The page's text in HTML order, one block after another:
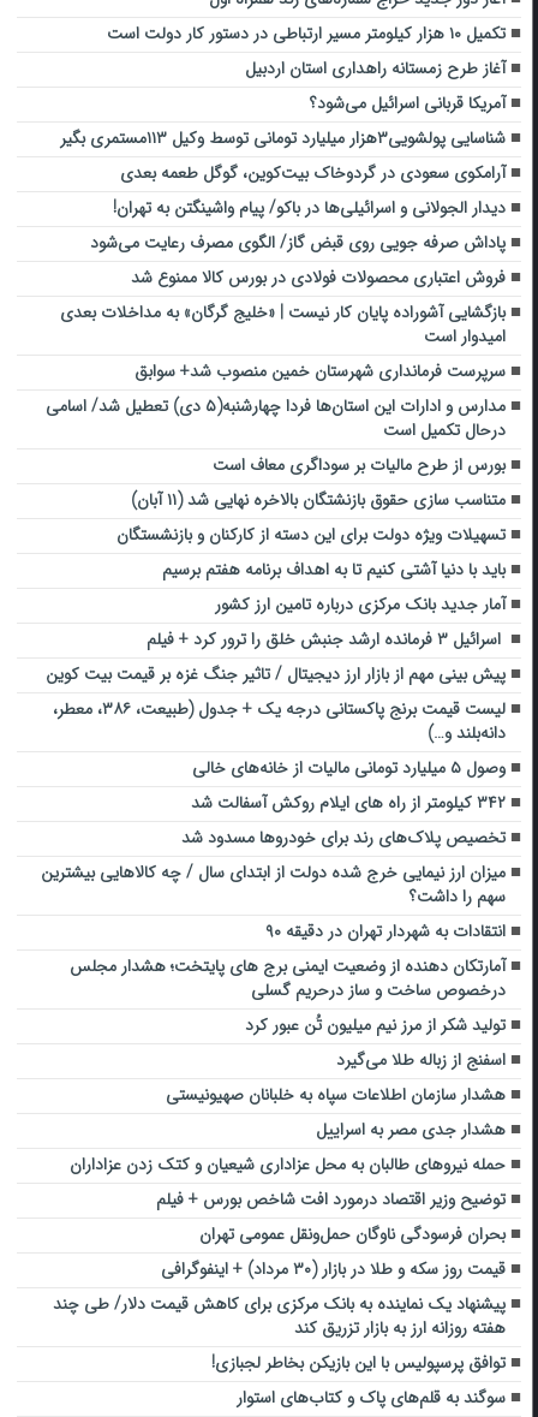
تکمیل ۱۰ هزار کیلومتر مسیر ارتباطی در دستور کار دولت است
آغاز طرح زمستانه راهداری استان اردبیل
آمریکا قربانی اسرائیل می‌شود؟
شناسایی پولشویی۳هزار میلیارد تومانی توسط وکیل ۱۱۳مستمری بگیر
آرامکوی سعودی در گرد‌و‌خاک بیت‌کوین، گوگل طعمه بعدی
دیدار الجولانی و اسرائیلی‌ها در باکو/ پیام واشینگتن به تهران!
پاداش صرفه جویی روی قبض گاز/ الگوی مصرف رعایت می‌شود
فروش اعتباری محصولات فولادی در بورس کالا ممنوع شد
بازگشایی آشوراده پایان کار نیست | «خلیج گرگان» به مداخلات بعدی
امیدوار است
سرپرست فرمانداری شهرستان خمین منصوب شد+ سوابق
مدارس و ادارات این استان‌ها فردا چهارشنبه(۵ دی) تعطیل شد/ اسامی
درحال تکمیل است
بورس از طرح مالیات بر سوداگری معاف است
متناسب سازی حقوق بازنشتگان بالاخره نهایی شد (۱۱ آبان)
تسهیلات ویژه دولت برای این دسته از کارکنان و بازنشستگان
باید با دنیا آشتی کنیم تا به اهداف برنامه هفتم برسیم
آمار جدید بانک مرکزی درباره تامین ارز کشور
اسرائیل ۳ فرمانده ارشد جنبش خلق را ترور کرد + فیلم
پیش بینی مهم از بازار ارز دیجیتال / تاثیر جنگ غزه بر قیمت بیت کوین
لیست قیمت برنج پاکستانی درجه یک + جدول (طبیعت، ۳۸۶، معطر،
دانه‌بلند و…)
وصول ۵ میلیارد تومانی مالیات از خانه‌های خالی
۳۴۲ کیلومتر از راه های ایلام روکش آسفالت شد
تخصیص پلاک‌های رند برای خودروها مسدود شد
میزان ارز نیمایی خرج شده دولت از ابتدای سال / چه کالاهایی بیشترین
سهم را داشت؟
انتقادات به شهردار تهران در دقیقه ۹۰
آمارتکان دهنده از وضعیت ایمنی برج های پایتخت؛ هشدار مجلس
درخصوص ساخت و ساز درحریم گسلی
تولید شکر از مرز نیم‌ میلیون تُن عبور کرد
اسفنج از زباله طلا می‌گیرد
هشدار سازمان اطلاعات سپاه به خلبانان صهیونیستی
هشدار جدی مصر به اسراییل
حمله نیروهای طالبان به محل عزاداری شیعیان و کتک زدن عزاداران
توضیح وزیر اقتصاد درمورد افت شاخص بورس + فیلم
بحران فرسودگی ناوگان حمل‌ونقل عمومی تهران
قیمت روز سکه و طلا در بازار (۳۰ مرداد) + اینفوگرافی
پیشنهاد یک نماینده به بانک مرکزی برای کاهش قیمت دلار/ طی چند
هفته روزانه ارز به بازار تزریق کند
توافق پرسپولیس با این بازیکن بخاطر لجبازی!
سوگند به قلم‌های پاک و کتاب‌های استوار